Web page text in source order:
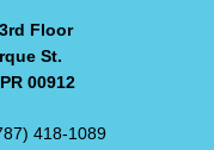
Floor
St.
00912
418-1089